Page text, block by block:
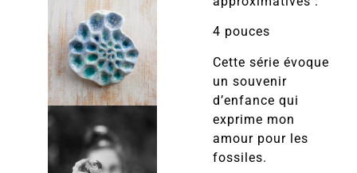
4 pouces
Cette série évoque
un souvenir
d’enfance qui
exprime mon
amour pour les
fossiles.